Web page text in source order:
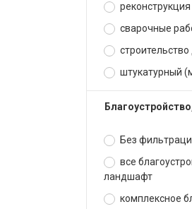
сварочные
строительство
штукатурный
Без
все
ландшафт
комплексное